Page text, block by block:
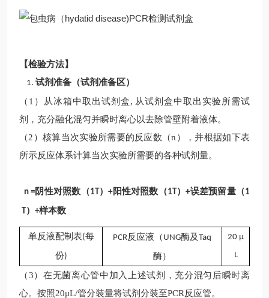
【检验方法】
1. 试剂准备（试剂准备区）
（ 1）从冰箱中取出试剂盒, 从试剂盒中取出实验所需试
剂，充分融化混匀并瞬时离心以去除管壁附着液体。
（2）核算当次实验所需要的反应数（n），并根据如下表
所示反应体系计算当次实验所需要的各种试剂量。
n = 阴性对照数（1T）+阳性对照数（1T）+误差预留量（1
T） +样本数
单反液配制表(每
份)
PCR反应液 （ UNG酶及 Taq
酶）
20 μ
L
（3）在无菌离心管中加入上述试剂，充分混匀后瞬时离
心。按照20μL/管分装量将试剂分装至PCR反应管。